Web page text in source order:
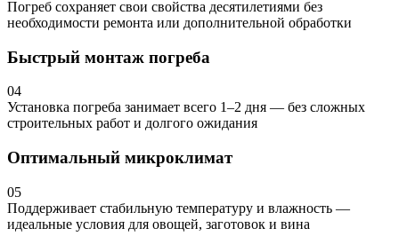
Погреб сохраняет свои свойства десятилетиями без
необходимости ремонта или дополнительной обработки
Быстрый монтаж погреба
04
Установка погреба занимает всего 1–2 дня — без сложных
строительных работ и долгого ожидания
Оптимальный микроклимат
05
Поддерживает стабильную температуру и влажность —
идеальные условия для овощей, заготовок и вина